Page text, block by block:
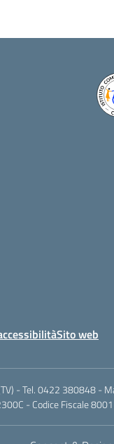
Sito web
- Tel.0422 380848-
- Codice Fiscale